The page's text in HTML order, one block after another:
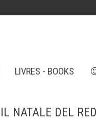
LIVRES - BOOKS
IL NATALE DEL